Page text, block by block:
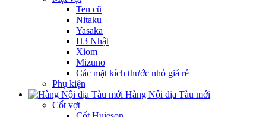
Ten cũ
Nitaku
Yasaka
H3 Nhật
Xiom
Mizuno
Các mặt kích thước nhỏ giá rẻ
Phụ kiện
Hàng Nội địa Tàu mới
Cốt vợt